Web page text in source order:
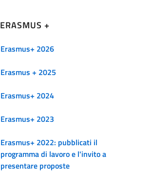
ERASMUS +
Erasmus+ 2026
Erasmus + 2025
Erasmus+ 2024
Erasmus+ 2023
Erasmus+ 2022: pubblicati il
programma di lavoro e l'invito a
presentare proposte